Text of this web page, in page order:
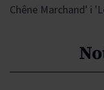
Chêne Marchand' i